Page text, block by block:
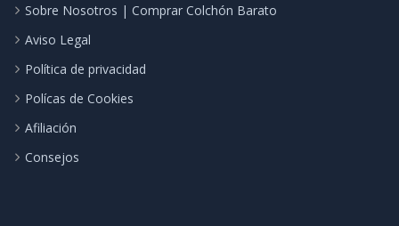
Sobre Nosotros | Comprar Colchón Barato
Aviso Legal
Política de privacidad
Polícas de Cookies
Afiliación
Consejos